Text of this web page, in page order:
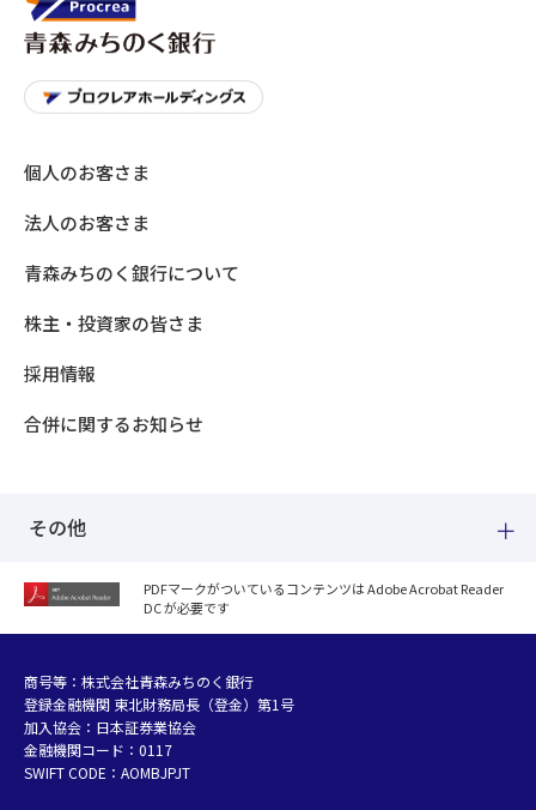
個人のお客さま
法人のお客さま
青森みちのく銀行について
株主・投資家の皆さま
採用情報
合併に関するお知らせ
その他
紛失した場合
個人データおよび法人情報に関するグループ共同利用について
マネー・ローンダリング等及び金融犯罪の防止について
販売勧誘方針
お客さまの資産形成支援に向けた業務運営方針
PDFマークがついているコンテンツは Adobe Acrobat Reader
DC が必要です
商号等：株式会社青森みちのく銀行
登録金融機関 東北財務局長（登金）第1号
加入協会：日本証券業協会
金融機関コード：0117
SWIFT CODE：AOMBJPJT